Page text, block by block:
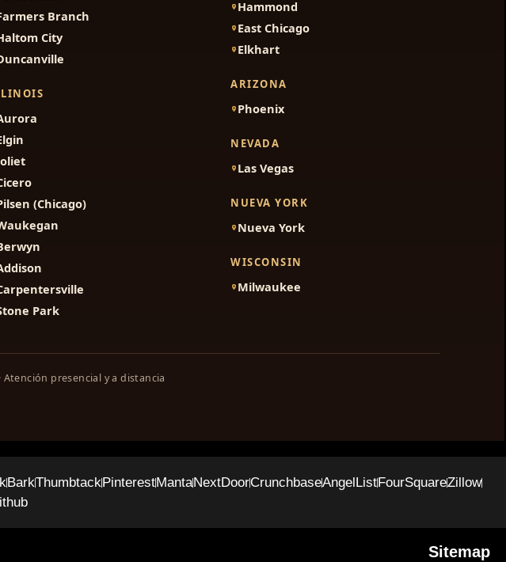
Branch
City
(Chicago)
Park
Hammond
East Chicago
Elkhart
ARIZONA
Phoenix
NEVADA
Las Vegas
NUEVA YORK
Nueva York
WISCONSIN
Milwaukee
Atención presencial y a distancia
BarkThumbtackPinterestMantaNextDoorCrunchbaseAngelListFourSquareZillow
Sitemap